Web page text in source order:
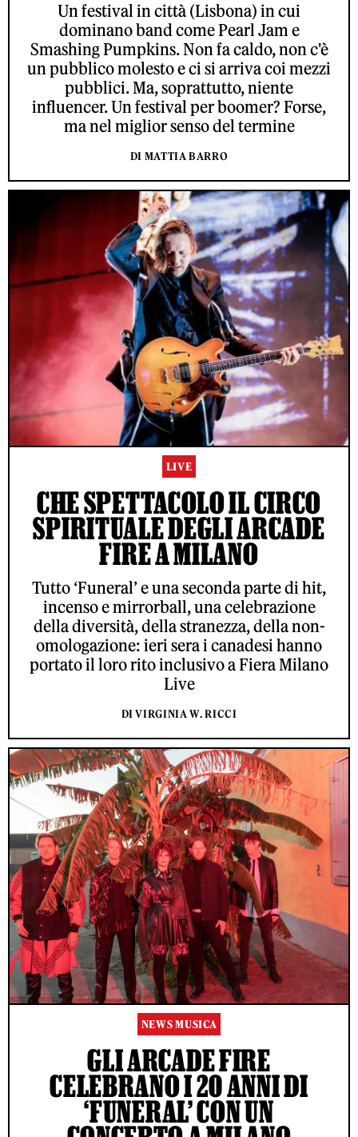
Un festival in città (Lisbona) in cui
dominano band come Pearl Jam e
Smashing Pumpkins. Non fa caldo, non c'è
un pubblico molesto e ci si arriva coi mezzi
pubblici. Ma, soprattutto, niente
influencer. Un festival per boomer? Forse,
ma nel miglior senso del termine
DI MATTIA BARRO
LIVE
CHE SPETTACOLO IL CIRCO
SPIRITUALE DEGLI ARCADE
FIRE A MILANO
Tutto ‘Funeral’ e una seconda parte di hit,
incenso e mirrorball, una celebrazione
della diversità, della stranezza, della non-
omologazione: ieri sera i canadesi hanno
portato il loro rito inclusivo a Fiera Milano
Live
DI VIRGINIA W. RICCI
NEWS MUSICA
GLI ARCADE FIRE
CELEBRANO I 20 ANNI DI
‘FUNERAL’ CON UN